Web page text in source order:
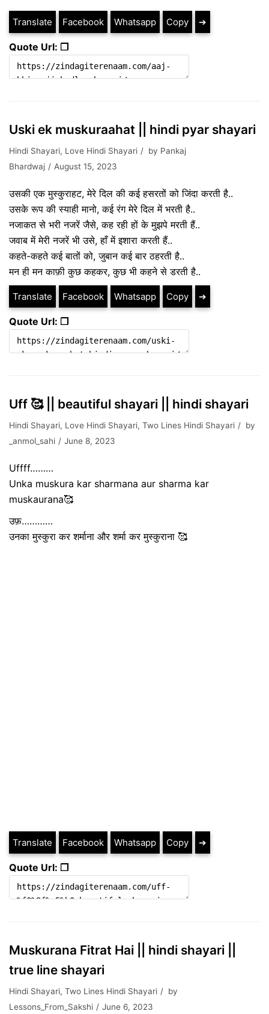
Translate Facebook Whatsapp Copy ➔
Quote Url: ❐
Uski ek muskuraahat || hindi pyar shayari
Hindi Shayari, Love Hindi Shayari by Pankaj
Bhardwaj
August 15, 2023
उसकी एक मुस्कुराहट, मेरे दिल की कई हसरतों को जिंदा करती है..
उसके रूप की स्याही मानो, कई रंग मेरे दिल में भरती है..
नजाकत से भरी नजरें जैसे, कह रही हों के मुझपे मरती हैं..
जवाब में मेरी नजरें भी उसे, हाँ में इशारा करती हैं..
कहते-कहते कई बातों को, जुबान कई बार ठहरती है..
मन ही मन काफ़ी कुछ कहकर, कुछ भी कहने से डरती है..
Translate Facebook Whatsapp Copy ➔
Quote Url: ❐
Uff 🥰 || beautiful shayari || hindi shayari
Hindi Shayari, Love Hindi Shayari, Two Lines Hindi Shayari
by
_anmol_sahi
June 8, 2023
Uffff………
Unka muskura kar sharmana aur sharma kar
muskaurana🥰
उफ़…………
उनका मुस्कुरा कर शर्माना और शर्मा कर मुस्कुराना 🥰
Translate Facebook Whatsapp Copy ➔
Quote Url: ❐
Muskurana Fitrat Hai || hindi shayari ||
true line shayari
Hindi Shayari, Two Lines Hindi Shayari
by
Lessons_From_Sakshi
June 6, 2023